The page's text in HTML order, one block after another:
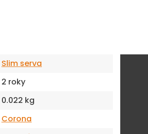
Slim serva
2 roky
0.022 kg
Corona